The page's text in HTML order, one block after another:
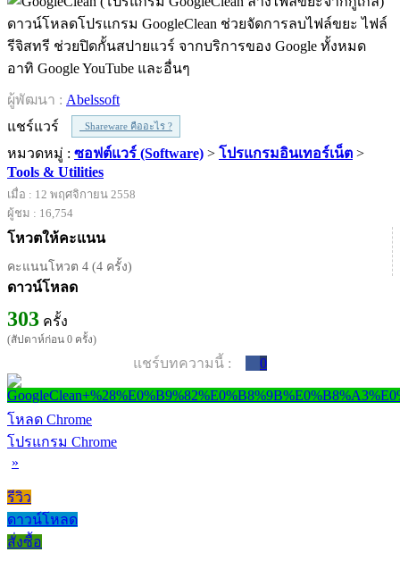
ดาวน์โหลดโปรแกรม GoogleClean ช่วยจัดการลบไฟล์ขยะ ไฟล์
รีจิสทรี ช่วยปิดกั้นสปายแวร์ จากบริการของ Google ทั้งหมด
อาทิ Google YouTube และอื่นๆ
ผู้พัฒนา : Abelssoft
แชร์แวร์
Shareware คืออะไร ?
หมวดหมู่ : ซอฟต์แวร์ (Software) > โปรแกรมอินเทอร์เน็ต >
Tools & Utilities
เมื่อ : 12 พฤศจิกายน 2558
ผู้ชม : 16,754
โหวตให้คะแนน
คะแนนโหวต 4 (4 ครั้ง)
ดาวน์โหลด
303 ครั้ง
(สัปดาห์ก่อน 0 ครั้ง)
แชร์บทความนี้ : 0
โหลด Chrome
โปรแกรม Chrome
»
รีวิว
ดาวน์โหลด
สั่งซื้อ